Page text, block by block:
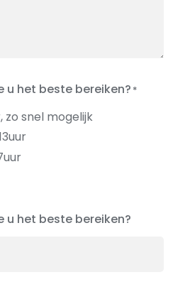
u het beste bereiken?
zo snel mogelijk
u het beste bereiken?